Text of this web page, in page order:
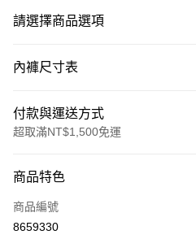
請選擇商品選項
內褲尺寸表
付款與運送方式
超取滿NT$1,500免運
信用卡一次付款
超商取貨付款
商品特色
商品編號
8659330